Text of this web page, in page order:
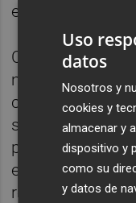
en Castelló
CSIF ha
maniobra
calado, en el
suponer graves
puesto que "la
el COVID19 y la
requiere",
Uso
datos
Nosotros y
cookies y
almacenar y
dispositivo y
como su
y datos de